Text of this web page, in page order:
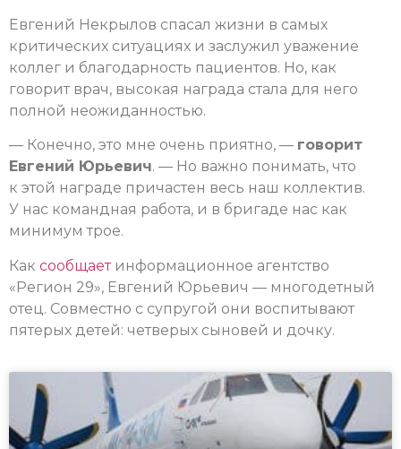
Евгений Некрылов спасал жизни в самых
критических ситуациях и заслужил уважение
коллег и благодарность пациентов. Но, как
говорит врач, высокая награда стала для него
полной неожиданностью.
— Конечно, это мне очень приятно, — говорит
Евгений Юрьевич. — Но важно понимать, что
к этой награде причастен весь наш коллектив.
У нас командная работа, и в бригаде нас как
минимум трое.
Как сообщаетинформационное агентство
«Регион 29», Евгений Юрьевич — многодетный
отец. Совместно с супругой они воспитывают
пятерых детей: четверых сыновей и дочку.